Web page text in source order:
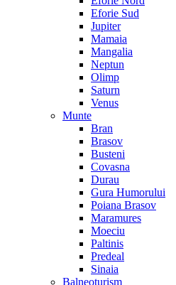
Eforie Sud
Jupiter
Mamaia
Mangalia
Neptun
Olimp
Saturn
Venus
Munte
Bran
Brasov
Busteni
Covasna
Durau
Gura Humorului
Poiana Brasov
Maramures
Moeciu
Paltinis
Predeal
Sinaia
Balneoturism